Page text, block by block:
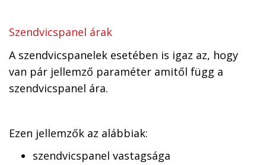
Szendvicspanel árak
A szendvicspanelek esetében is igaz az, hogy
van pár jellemző paraméter amitől függ a
szendvicspanel ára.
Ezen jellemzők az alábbiak:
szendvicspanel vastagsága